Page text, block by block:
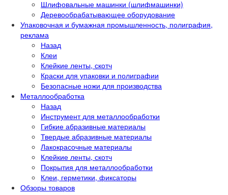
Шлифовальные машинки (шлифмашинки)
Деревообрабатывающее оборудование
Упаковочная и бумажная промышленность, полиграфия,
реклама
Назад
Клеи
Клейкие ленты, скотч
Краски для упаковки и полиграфии
Безопасные ножи для производства
Металлообработка
Назад
Инструмент для металлообработки
Гибкие абразивные материалы
Твердые абразивные материалы
Лакокрасочные материалы
Клейкие ленты, скотч
Покрытия для металлообработки
Клеи, герметики, фиксаторы
Обзоры товаров